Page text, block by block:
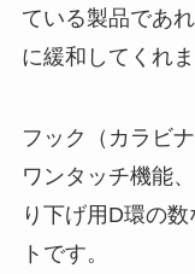
ている製品であ
に緩和してくれま
フック（カラビ
ワンタッチ機能
り下げ用D環の
トです。